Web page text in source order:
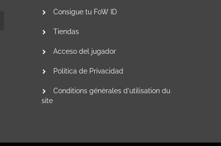
Consigue tu FoW ID
Tiendas
Acceso del jugador
Política de Privacidad
Conditions générales d'utilisation du
site